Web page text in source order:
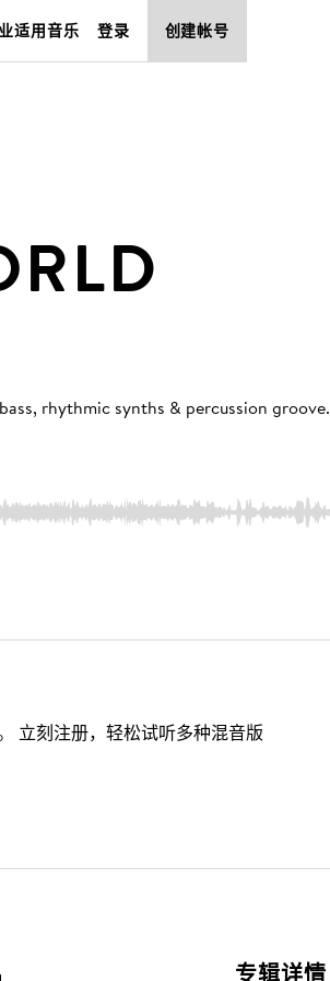
适用音乐 登录 创建帐号
rhythmic synths & percussion groove.
立刻注册，轻松试听多种混音版
专辑详情